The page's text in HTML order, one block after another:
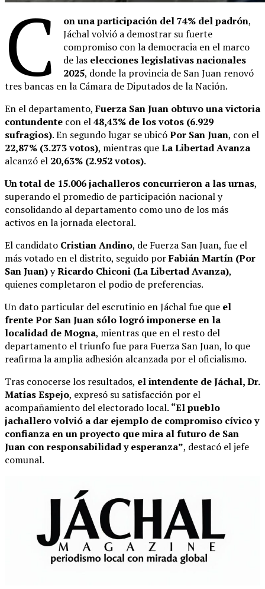
C on una participación del 74% del padrón,
Jáchal volvió a demostrar su fuerte
compromiso con la democracia en el marco
de las elecciones legislativas nacionales
2025, donde la provincia de San Juan renovó
tres bancas en la Cámara de Diputados de la Nación.
En el departamento,Fuerza San Juan obtuvo una victoria
contundente con el48,43% de los votos (6.929
sufragios). En segundo lugar se ubicóPor San Juan, con el
22,87% (3.273 votos), mientras queLa Libertad Avanza
alcanzó el 20,63% (2.952 votos).
Un total de 15.006 jachalleros concurrieron a las urnas,
superando el promedio de participación nacional y
consolidando al departamento como uno de los más
activos en la jornada electoral.
El candidato Cristian Andino, de Fuerza San Juan, fue el
más votado en el distrito, seguido porFabián Martín (Por
San Juan)yRicardo Chiconi (La Libertad Avanza),
quienes completaron el podio de preferencias.
Un dato particular del escrutinio en Jáchal fue que el
frente Por San Juan sólo logró imponerse en la
localidad de Mogna, mientras que en el resto del
departamento el triunfo fue para Fuerza San Juan, lo que
reafirma la amplia adhesión alcanzada por el oficialismo.
Tras conocerse los resultados, el intendente de Jáchal, Dr.
Matías Espejo, expresó su satisfacción por el
acompañamiento del electorado local. “El pueblo
jachallero volvió a dar ejemplo de compromiso cívico y
confianza en un proyecto que mira al futuro de San
Juan con responsabilidad y esperanza”, destacó el jefe
comunal.